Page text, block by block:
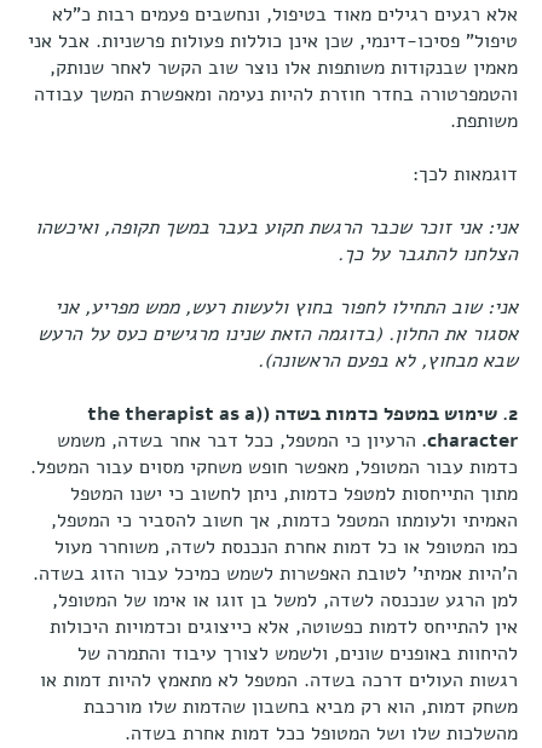
אלא רגעים רגילים מאוד בטיפול, ונחשבים פעמים רבות כ"לא
טיפול" פסיכו-דינמי, שכן אינן כוללות פעולות פרשניות. אבל אני
מאמין שבנקודות משותפות אלו נוצר שוב הקשר לאחר שנותק,
והטמפרטורה בחדר חוזרת להיות נעימה ומאפשרת המשך עבודה
משותפת.
דוגמאות לכך:
אני: אני זוכר שכבר הרגשת תקוע בעבר במשך תקופה, ואיכשהו
הצלחנו להתגבר על כך.
אני: שוב התחילו לחפור בחוץ ולעשות רעש, ממש מפריע, אני
אסגור את החלון. (בדוגמה הזאת שנינו מרגישים כעס על הרעש
שבא מבחוץ, לא בפעם הראשונה).
2. שימוש במטפל כדמות בשדה (
(the therapist as a
character
. הרעיון כי המטפל, ככל דבר אחר בשדה, משמש
כדמות עבור המטופל, מאפשר חופש משחקי מסוים עבור המטפל.
מתוך התייחסות למטפל כדמות, ניתן לחשוב כי ישנו המטפל
האמיתי ולעומתו המטפל כדמות, אך חשוב להסביר כי המטפל,
כמו המטופל או כל דמות אחרת הנכנסת לשדה, משוחרר מעול
ה'היות אמיתי' לטובת האפשרות לשמש כמיכל עבור הזוג בשדה.
למן הרגע שנכנסה לשדה, למשל בן זוגו או אימו של המטופל,
אין להתייחס לדמות כפשוטה, אלא כייצוגים וכדמויות היכולות
להיחוות באופנים שונים, ולשמש לצורך עיבוד והתמרה של
רגשות העולים דרכה בשדה. המטפל לא מתאמץ להיות דמות או
משחק דמות, הוא רק מביא בחשבון שהדמות שלו מורכבת
מהשלכות שלו ושל המטופל ככל דמות אחרת בשדה.